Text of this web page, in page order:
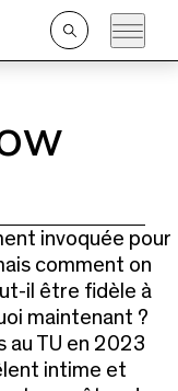
Ouvrir
la
invoquée pour
comment on
il être fidèle à
maintenant ?
au TU en 2023
intime et